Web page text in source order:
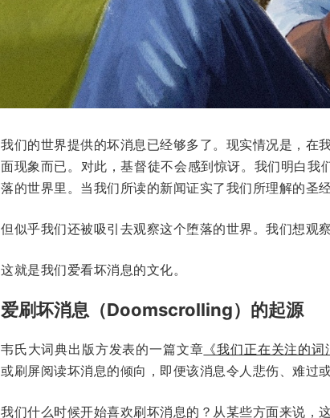
我们的世界提供的坏消息已经够多了。现实情况是，在
面现象而已。对此，基督徒不会感到惊讶。我们明白我
落的世界里。当我们所读的新闻证实了我们所理解的圣
但似乎我们还被吸引去观察这个堕落的世界。我们想观
这就是我们爱看坏消息的文化。
爱刷坏消息（Doomscrolling）的起源
韦氏大词典出版方发表的一篇文章 《我们正在关注的
或刷屏阅读坏消息的倾向，即便该消息令人悲伤、难过
我们什么时候开始喜欢刷坏消息的？从某些方面来说，